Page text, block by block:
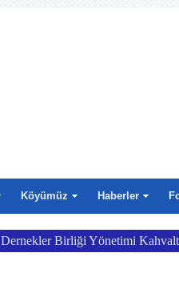
Köyümüz Haberler
Dernekler Birliği Yönetimi